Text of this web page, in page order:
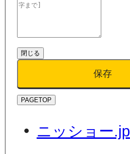
閉じる
保存
PAGETOP
ニッショー.jp